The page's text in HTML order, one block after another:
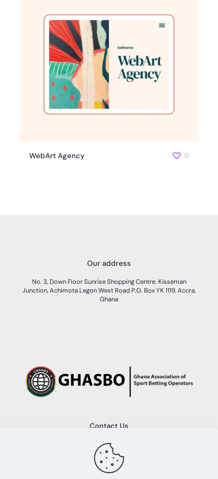
WebArt Agency 0
Our address
No. 3, Down Floor Sunrise Shopping Centre. Kisseman
Junction, Achimota Legon West Road P.O. Box YK 1119, Accra,
Ghana
Contact Us
+233 (0)50 689 2553
info@ghasbo.com